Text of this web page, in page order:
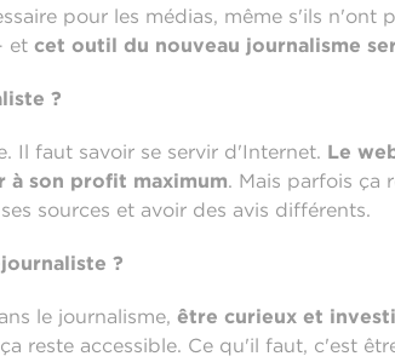
pour les médias, même s'ils n'ont
et cet outil du nouveau journalisme
?
Il faut savoir se servir d'Internet. Le
son profit maximum. Mais parfois ça
sources et avoir des avis différents.
?
le journalisme, être curieux et
reste accessible. Ce qu'il faut, c'est